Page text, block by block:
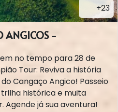
+23
ANGICOS -
no tempo para 28 de
Tour: Reviva a história
Cangaço Angico! Passeio
histórica e muita
Agende já sua aventura!